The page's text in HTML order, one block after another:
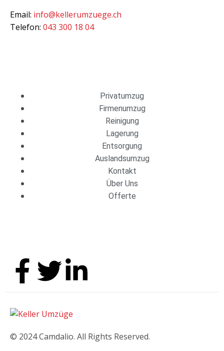
Email: info@kellerumzuege.ch
Telefon: 043 300 18 04
Privatumzug
Firmenumzug
Reinigung
Lagerung
Entsorgung
Auslandsumzug
Kontakt
Über Uns
Offerte
© 2024 Camdalio. All Rights Reserved.